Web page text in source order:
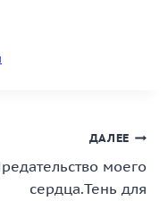
ДАЛЕЕ
моего
сердца.Тень для